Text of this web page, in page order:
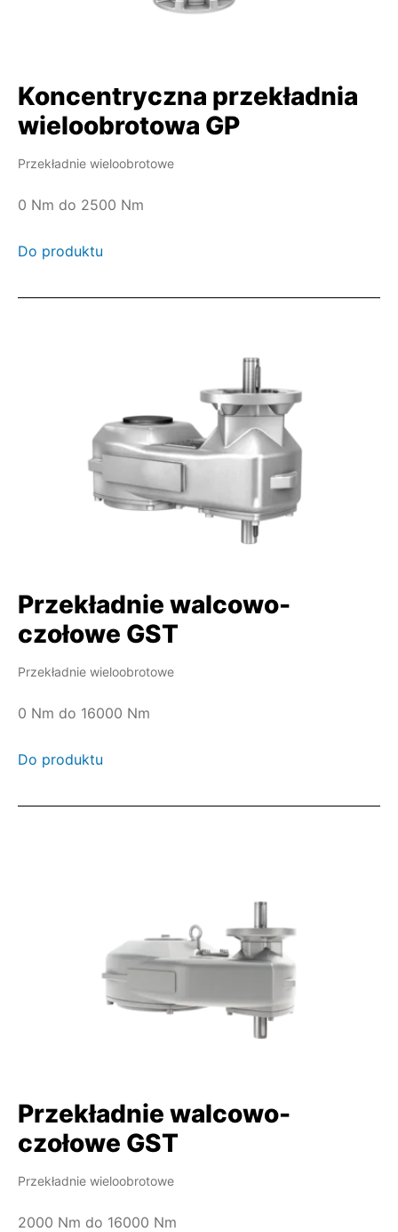
Koncentryczna przekładnia
wieloobrotowa GP
Przekładnie wieloobrotowe
0 Nm do 2500 Nm
Do produktu
Przekładnie walcowo-
czołowe GST
Przekładnie wieloobrotowe
0 Nm do 16000 Nm
Do produktu
Przekładnie walcowo-
czołowe GST
Przekładnie wieloobrotowe
2000 Nm do 16000 Nm